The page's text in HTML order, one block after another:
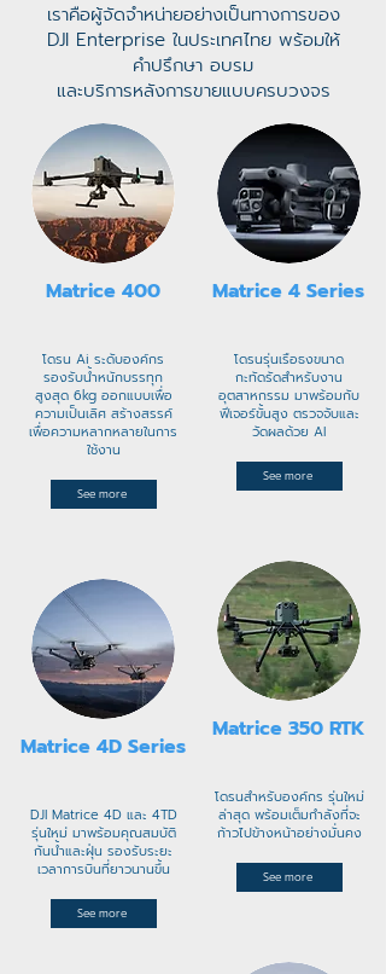
Matrice 400
โดรน Ai ระดับองค์กร
รองรับน้ำหนักบรรทุก
สูงสุด 6kg ออกแบบเพื่อ
ความเป็นเลิศ สร้างสรรค์
เพื่อความหลากหลายในการ
ใช้งาน
See more
Matrice 4D Series
DJI Matrice 4D และ 4TD
รุ่นใหม่ มาพร้อมคุณสมบัติ
กันน้ำและฝุ่น รองรับระยะ
เวลาการบินที่ยาวนานขึ้น
See more
Matrice 4 Series
โดรนรุ่นเรือธงขนาด
กะทัดรัดสำหรับงาน
อุตสาหกรรม มาพร้อมกับ
ฟีเจอร์ขั้นสูง ตรวจจับและ
วัดผลด้วย AI
See more
Matrice 350 RTK​
โดรนสำหรับองค์กร รุ่นใหม่
ล่าสุด พร้อมเต็มกำลังที่จะ
ก้าวไปข้างหน้าอย่างมั่นคง
See more
เราคือผู้จัดจำหน่ายอย่างเป็นทางการของ
DJI Enterprise ในประเทศไทย พร้อมให้
คำปรึกษา อบรม
และบริการหลังการขายแบบครบวงจร